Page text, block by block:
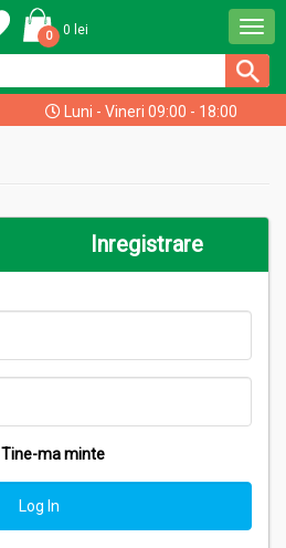
0 0 lei
Luni - Vineri 09:00 - 18:00
Inregistrare
Tine-ma minte